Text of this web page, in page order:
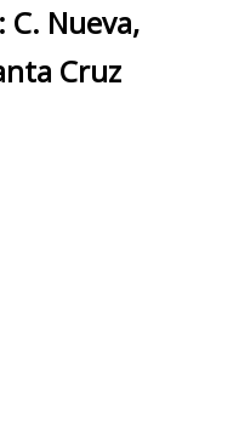
Nueva,
Cruz